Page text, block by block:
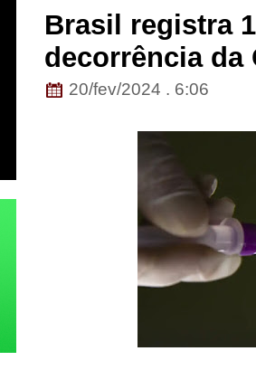
Brasil registra
decorrência da
20/fev/2024 . 6:06